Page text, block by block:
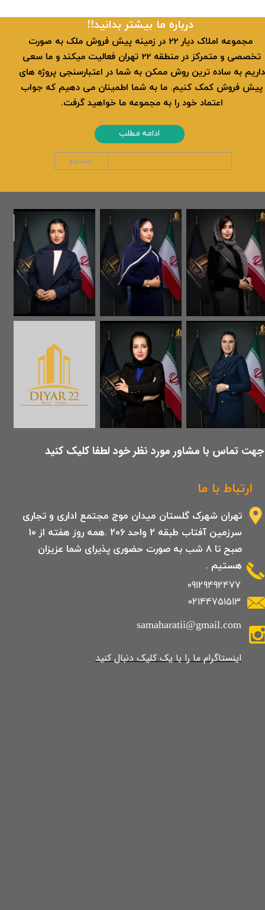
ارتباط با ما
09129492477
02144751513
تهران شهرک گلستان میدان موج مجتمع اداری و تجاری
سرزمین آفتاب طبقه 2 واحد 206 .همه روز هفته از 10
صبح تا 8 شب به صورت حضوری پذیرای شما عزیزان
هستیم .
samaharatii@gmail.com
​​​​​​​​​اینستاگرام ما را با یک کلیک دنبال کنید
​جهت تماس با مشاور مورد نظر خود لطفا کلیک کنید
​​درباره ما بیشتر بدانید!!
​ مجموعه املاک دیار 22 در زمینه پیش فروش ملک به صورت
تخصصی و متمرکز در منطقه 22 تهران فعالیت میکند و ما سعی
داریم به ساده ترین روش ممکن به شما در اعتبارسنجی پروژه های
پیش فروش کمک کنیم. ما به شما اطمینان می دهیم که جواب
اعتماد خود را به مجموعه ما خواهید گرفت.
ادامه مطلب
جستجو